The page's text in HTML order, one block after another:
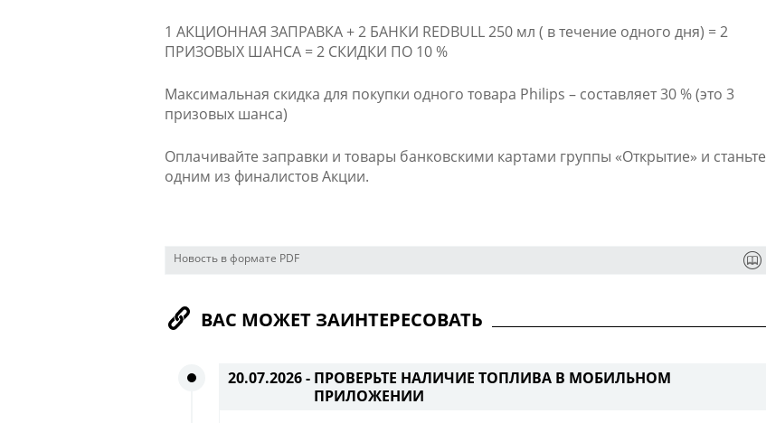
1 АКЦИОННАЯ ЗАПРАВКА + 2 БАНКИ REDBULL 250 мл ( в течение одного дня) = 2
ПРИЗОВЫХ ШАНСА = 2 СКИДКИ ПО 10 %
Максимальная скидка для покупки одного товара Philips – составляет 30 % (это 3
призовых шанса)
Оплачивайте заправки и товары банковскими картами группы «Открытие» и станьте
одним из финалистов Акции.
Новость в формате PDF
ВАС МОЖЕТ ЗАИНТЕРЕСОВАТЬ
20.07.2026 - ПРОВЕРЬТЕ НАЛИЧИЕ ТОПЛИВА В МОБИЛЬНОМ
ПРИЛОЖЕНИИ